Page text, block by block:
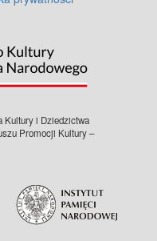
Kultury i Dziedzictwa
Promocji Kultury –